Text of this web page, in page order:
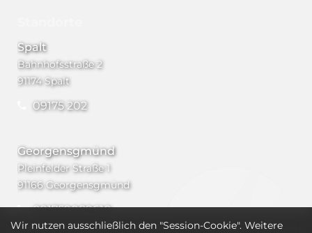
Spalt
Bahnhofsstraße 2
91174 Spalt
09175 202
Georgensgmünd
Pleinfelder Straße 1
91166 Georgensgmünd
091759089610
Wir nutzen ausschließlich den "Session-Cookie". Weitere